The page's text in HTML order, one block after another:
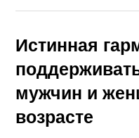
Истинная
мужчин и
возрасте